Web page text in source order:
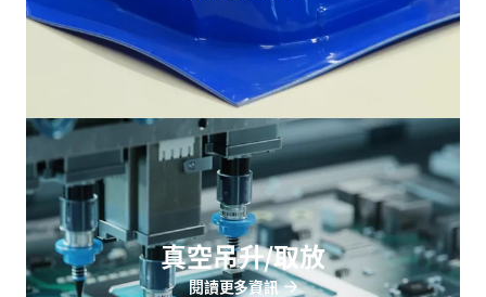
真空吊升/取放
閱讀更多資訊